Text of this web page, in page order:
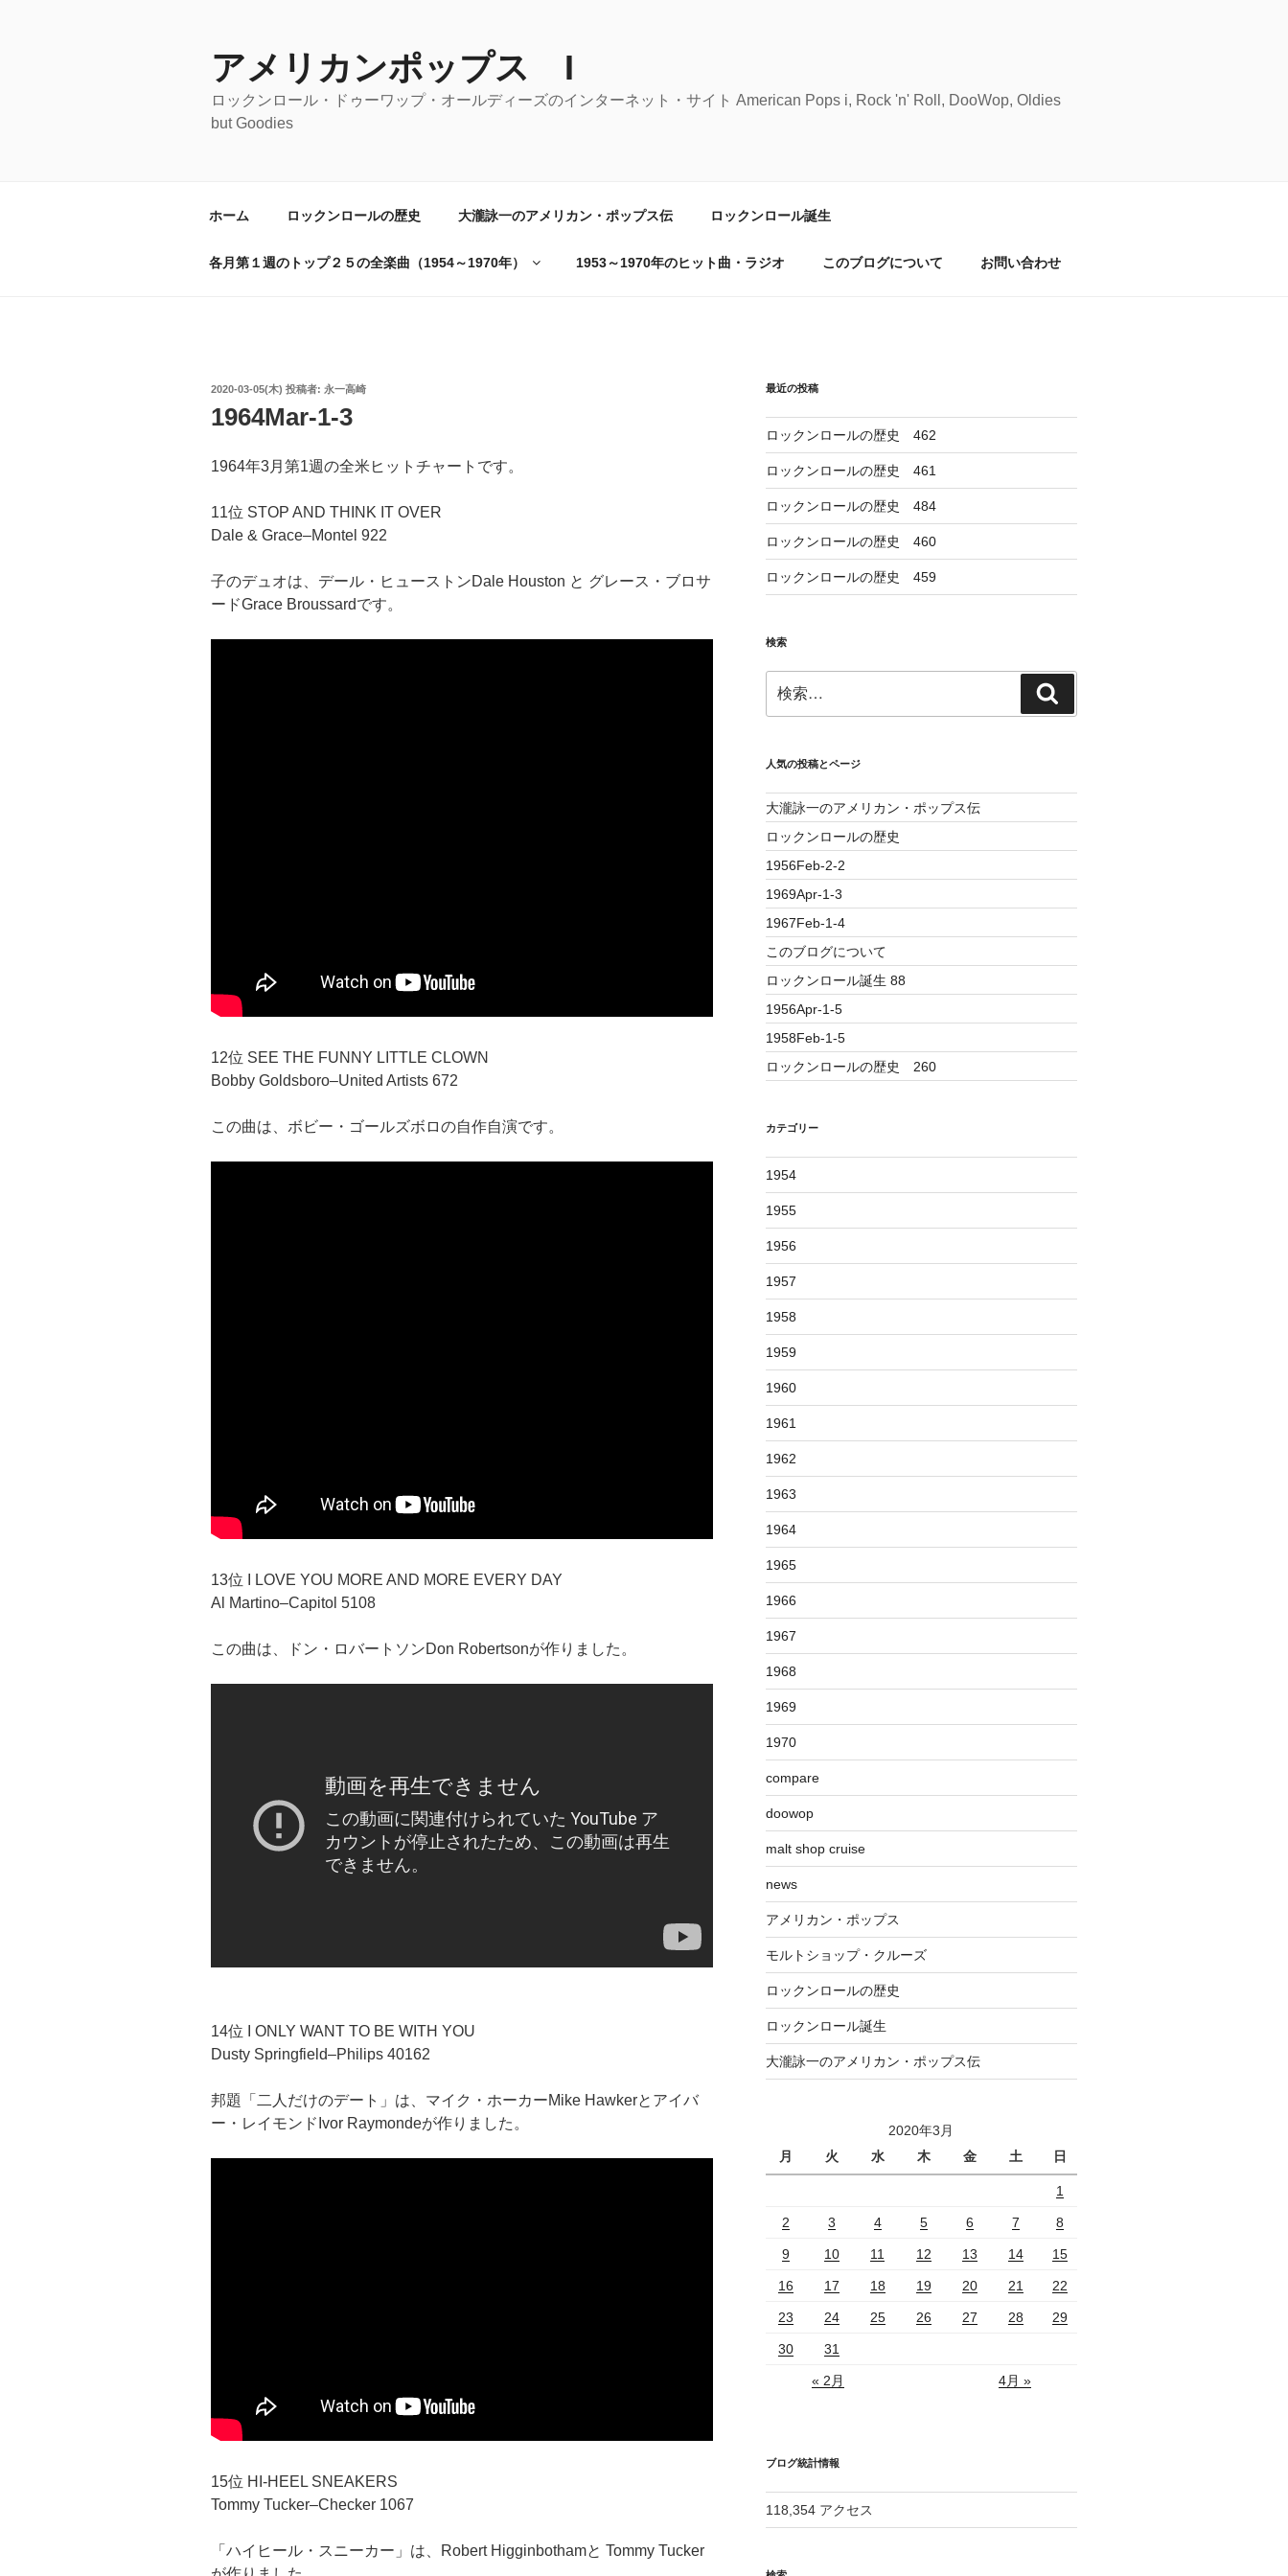
アメリカンポップス I
ロックンロール・ドゥーワップ・オールディーズのインターネット・サイト American Pops i, Rock 'n' Roll, DooWop, Oldies
but Goodies
ホーム ロックンロールの歴史 大瀧詠一のアメリカン・ポップス伝 ロックンロール誕生
各月第１週のトップ２５の全楽曲（1954～1970年） 1953～1970年のヒット曲・ラジオ このブログについて お問い合わせ
投
2020-03-05(木) 投稿者: 永一高崎
1964Mar-1-3
1964年3月第1週の全米ヒットチャートです。
11位 STOP AND THINK IT OVER
Dale & Grace–Montel 922
子のデュオは、デール・ヒューストンDale Houston と グレース・ブロサ
ードGrace Broussardです。
12位 SEE THE FUNNY LITTLE CLOWN
Bobby Goldsboro–United Artists 672
この曲は、ボビー・ゴールズボロの自作自演です。
13位 I LOVE YOU MORE AND MORE EVERY DAY
Al Martino–Capitol 5108
この曲は、ドン・ロバートソンDon Robertsonが作りました。
14位 I ONLY WANT TO BE WITH YOU
Dusty Springfield–Philips 40162
邦題「二人だけのデート」は、マイク・ホーカーMike Hawkerとアイバ
ー・レイモンドIvor Raymondeが作りました。
15位 HI-HEEL SNEAKERS
Tommy Tucker–Checker 1067
「ハイヒール・スニーカー」は、Robert Higginbothamと Tommy Tucker
最近の投稿
ロックンロールの歴史 462
ロックンロールの歴史 461
ロックンロールの歴史 484
ロックンロールの歴史 460
ロックンロールの歴史 459
検索
索:
索
人気の投稿とページ
大瀧詠一のアメリカン・ポップス伝
ロックンロールの歴史
1956Feb-2-2
1969Apr-1-3
1967Feb-1-4
このブログについて
ロックンロール誕生 88
1956Apr-1-5
1958Feb-1-5
ロックンロールの歴史 260
カテゴリー
1954
1955
1956
1957
1958
1959
1960
1961
1962
1963
1964
1965
1966
1967
1968
1969
1970
compare
doowop
malt shop cruise
news
アメリカン・ポップス
モルトショップ・クルーズ
ロックンロールの歴史
ロックンロール誕生
大瀧詠一のアメリカン・ポップス伝
2020年3月
月
火 水 木 金 土 日
1
2 3 4 5 6 7 8
9 10 11 12 13 14 15
16 17 18 19 20 21 22
23 24 25 26 27 28 29
30 31
« 2月 4月 »
ブログ統計情報
118,354 アクセス